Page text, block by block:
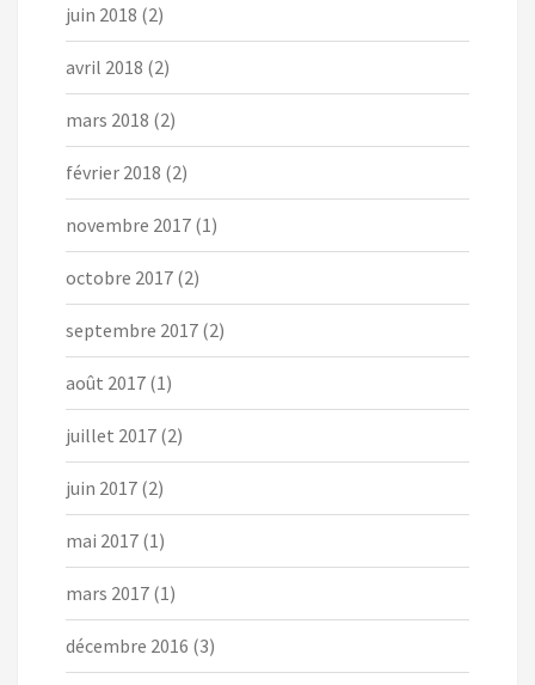
juin 2018 (2)
avril 2018 (2)
mars 2018 (2)
février 2018 (2)
novembre 2017 (1)
octobre 2017 (2)
septembre 2017 (2)
août 2017 (1)
juillet 2017 (2)
juin 2017 (2)
mai 2017 (1)
mars 2017 (1)
décembre 2016 (3)